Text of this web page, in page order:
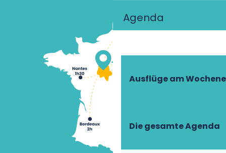
Agenda
Ausflüge am
Die gesamte Agenda